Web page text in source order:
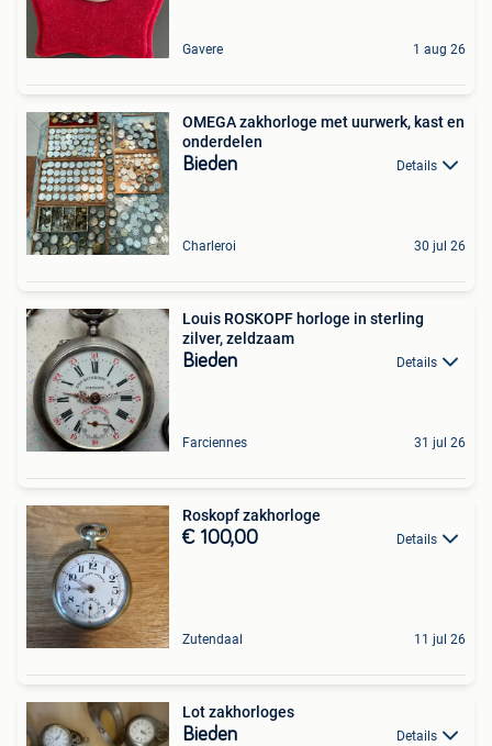
Gavere 1 aug 26
OMEGA zakhorloge met uurwerk, kast en
onderdelen
Bieden Details
Charleroi 30 jul 26
Louis ROSKOPF horloge in sterling
zilver, zeldzaam
Bieden Details
Farciennes 31 jul 26
Roskopf zakhorloge
€ 100,00 Details
Zutendaal 11 jul 26
Lot zakhorloges
Bieden Details